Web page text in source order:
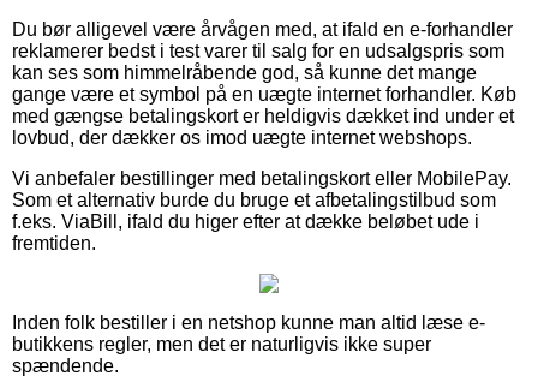
Du bør alligevel være årvågen med, at ifald en e-forhandler
reklamerer bedst i test varer til salg for en udsalgspris som
kan ses som himmelråbende god, så kunne det mange
gange være et symbol på en uægte internet forhandler. Køb
med gængse betalingskort er heldigvis dækket ind under et
lovbud, der dækker os imod uægte internet webshops.
Vi anbefaler bestillinger med betalingskort eller MobilePay.
Som et alternativ burde du bruge et afbetalingstilbud som
f.eks. ViaBill, ifald du higer efter at dække beløbet ude i
fremtiden.
Inden folk bestiller i en netshop kunne man altid læse e-
butikkens regler, men det er naturligvis ikke super
spændende.